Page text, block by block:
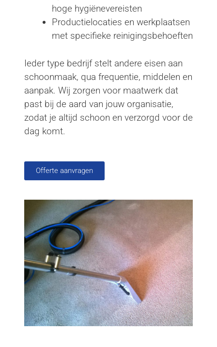
hoge hygiënevereisten
Productielocaties en werkplaatsen
met specifieke reinigingsbehoeften
Ieder type bedrijf stelt andere eisen aan
schoonmaak, qua frequentie, middelen en
aanpak. Wij zorgen voor maatwerk dat
past bij de aard van jouw organisatie,
zodat je altijd schoon en verzorgd voor de
dag komt.
Offerte aanvragen